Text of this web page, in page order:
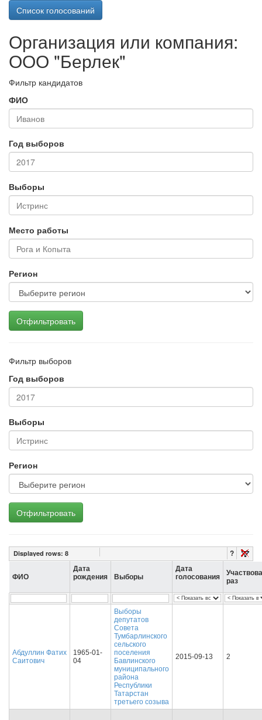
Список голосований
Организация или компания:
ООО "Берлек"
Фильтр кандидатов
ФИО
Год выборов
Выборы
Место работы
Регион
Отфильтровать
Фильтр выборов
Год выборов
Выборы
Регион
Отфильтровать
Displayed rows: 8 ?
ФИО
Дата
рождения
Выборы
Дата
голосования
раз
Абдуллин Фатих
Саитович
1965-01-
04
Выборы
депутатов
Совета
Тумбарлинского
сельского
поселения
Бавлинского
муниципального
района
Республики
Татарстан
третьего созыва
2015-09-13 2